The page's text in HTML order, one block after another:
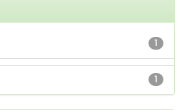
1
1